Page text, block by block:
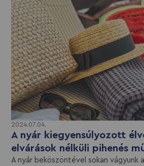
2024.07.04.
A nyár kiegyensúlyozott
elvárások nélküli pihenés
A nyár beköszöntével sokan vágyunk